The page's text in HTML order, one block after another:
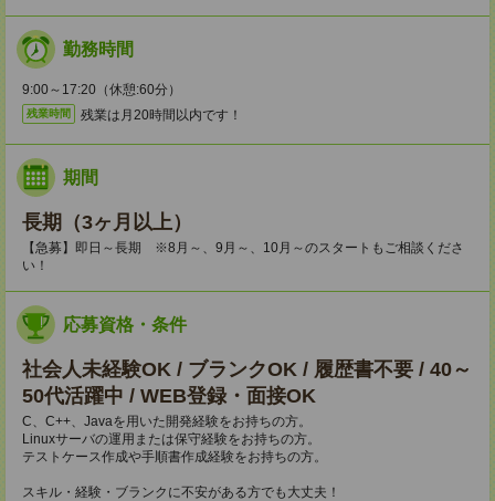
勤務時間
9:00～17:20（休憩:60分）
残業時間 残業は月20時間以内です！
期間
長期（3ヶ月以上）
【急募】即日～長期 ※8月～、9月～、10月～のスタートもご相談くださ
い！
応募資格・条件
社会人未経験OK / ブランクOK / 履歴書不要 / 40～
50代活躍中 / WEB登録・面接OK
C、C++、Javaを用いた開発経験をお持ちの方。
Linuxサーバの運用または保守経験をお持ちの方。
テストケース作成や手順書作成経験をお持ちの方。
スキル・経験・ブランクに不安がある方でも大丈夫！